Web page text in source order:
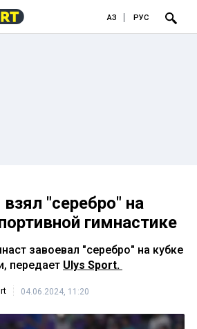
ҚАЗ РУС
"серебро" на
гимнастике
завоевал "серебро" на кубке
передает Ulys Sport.
04.06.2024, 11:20